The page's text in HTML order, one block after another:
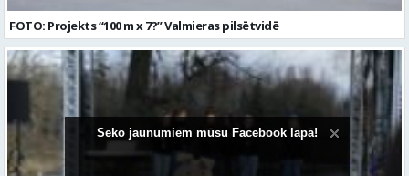
FOTO: Projekts “100 m x 7?” Valmieras pilsētvidē
Seko jaunumiem mūsu Facebook lapā!